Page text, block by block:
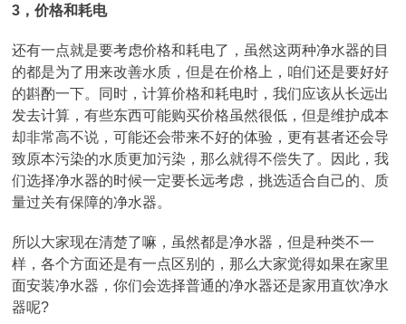
3，价格和耗电
还有一点就是要考虑价格和耗电了，虽然这两种净水器的目
的都是为了用来改善水质，但是在价格上，咱们还是要好好
的斟酌一下。同时，计算价格和耗电时，我们应该从长远出
发去计算，有些东西可能购买价格虽然很低，但是维护成本
却非常高不说，可能还会带来不好的体验，更有甚者还会导
致原本污染的水质更加污染，那么就得不偿失了。因此，我
们选择净水器的时候一定要长远考虑，挑选适合自己的、质
量过关有保障的净水器。
所以大家现在清楚了嘛，虽然都是净水器，但是种类不一
样，各个方面还是有一点区别的，那么大家觉得如果在家里
面安装净水器，你们会选择普通的净水器还是家用直饮净水
器呢?